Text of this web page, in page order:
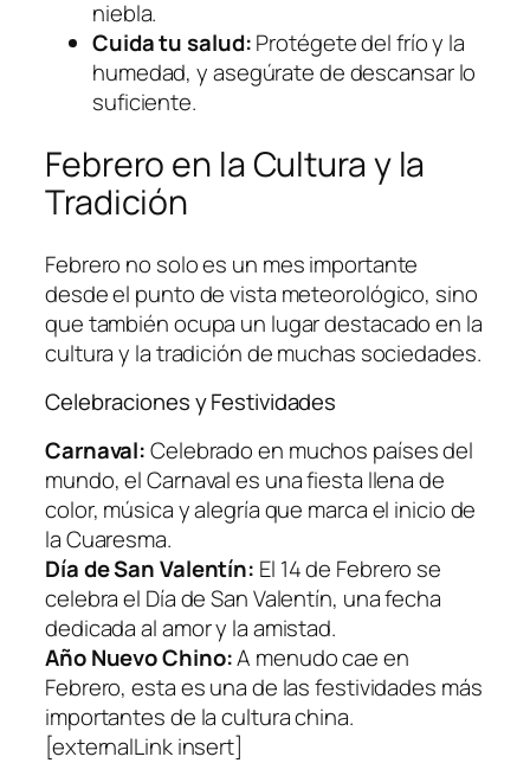
niebla.
Cuida tu salud:Protégete del frío y la
humedad, y asegúrate de descansar lo
suficiente.
Febrero en la Cultura y la
Tradición
Febrero no solo es un mes importante
desde el punto de vista meteorológico, sino
que también ocupa un lugar destacado en la
cultura y la tradición de muchas sociedades.
Celebraciones y Festividades
Carnaval:Celebrado en muchos países del
mundo, el Carnaval es una fiesta llena de
color, música y alegría que marca el inicio de
la Cuaresma.
Día de San Valentín: El 14 de Febrero se
celebra el Día de San Valentín, una fecha
dedicada al amor y la amistad.
Año Nuevo Chino:A menudo cae en
Febrero, esta es una de las festividades más
importantes de la cultura china.
[externalLink insert]